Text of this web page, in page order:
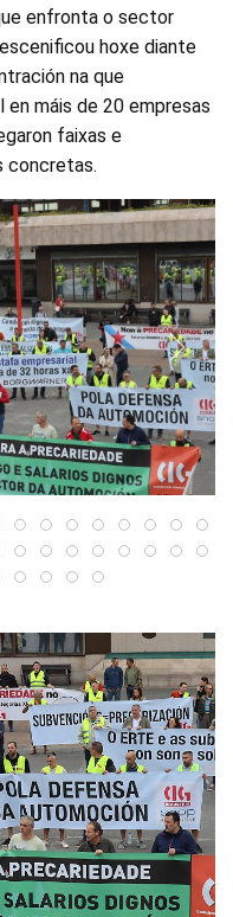
enfronta o sector
hoxe diante
na que
máis de 20 empresas
faixas e
concretas.